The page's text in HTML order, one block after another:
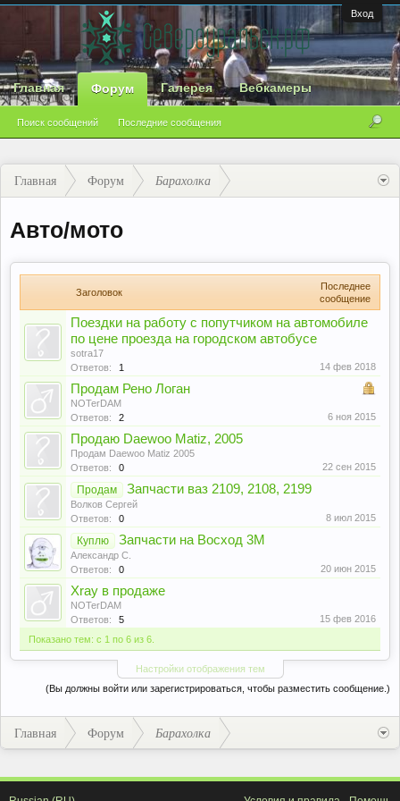
Вход
Главная Форум
Поиск сообщений Последние сообщения
Галерея Вебкамеры
Главная Форум Барахолка
Авто/мото
Заголовок
Последнее
сообщение
Поездки на работу с попутчиком на автомобиле
по цене проезда на городском автобусе
sotra17
Ответов:
1 14 фев 2018
Продам Рено Логан
NOTerDAM
Ответов:
2 6 ноя 2015
Продаю Daewoo Matiz, 2005
Продам Daewoo Matiz 2005
Ответов:
0 22 сен 2015
Продам Запчасти ваз 2109, 2108, 2199
Волков Сергей
Ответов:
0 8 июл 2015
Куплю Запчасти на Восход 3М
Александр С.
Ответов:
0 20 июн 2015
Xray в продаже
NOTerDAM
Ответов:
5
15 фев 2016
Показано тем: с 1 по 6 из 6.
Настройки отображения тем
(Вы должны войти или зарегистрироваться, чтобы разместить сообщение.)
Главная Форум Барахолка